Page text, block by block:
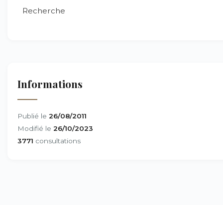
Recherche
Informations
Publié le 26/08/2011
Modifié le 26/10/2023
3771 consultations